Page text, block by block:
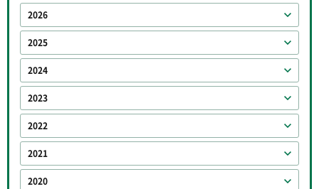
2026
2025
2024
2023
2022
2021
2020